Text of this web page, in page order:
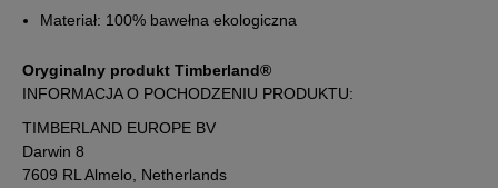
dostępności
Materiał: 100% bawełna ekologiczna
Oryginalny produkt Timberland®
INFORMACJA O POCHODZENIU PRODUKTU:
TIMBERLAND EUROPE BV
Darwin 8
7609 RL Almelo, Netherlands